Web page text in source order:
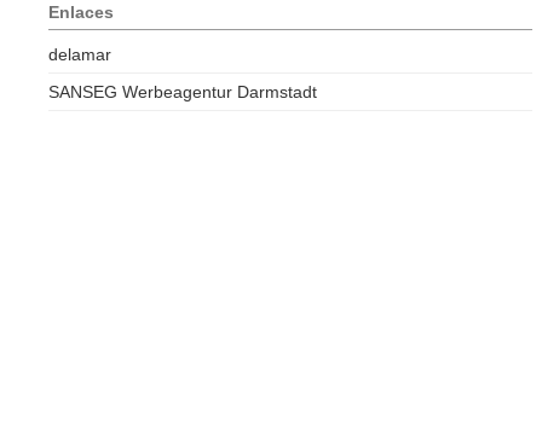
Enlaces
delamar
SANSEG Werbeagentur Darmstadt